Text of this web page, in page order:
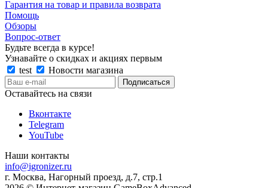
Гарантия на товар и правила возврата
Помощь
Обзоры
Вопрос-ответ
Будьте всегда в курсе!
Узнавайте о скидках и акциях первым
test
Новости магазина
Оставайтесь на связи
Вконтакте
Telegram
YouTube
Наши контакты
info@igronizer.ru
г. Москва, Нагорный проезд, д.7, стр.1